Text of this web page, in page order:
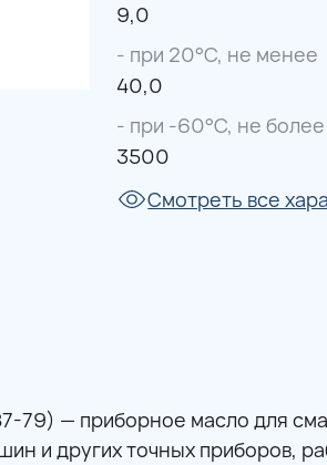
9,0
- при 20°С, не менее
40,0
- при -60°С, не более
3500
Смотреть все
79) — приборное масло для
и других точных приборов,